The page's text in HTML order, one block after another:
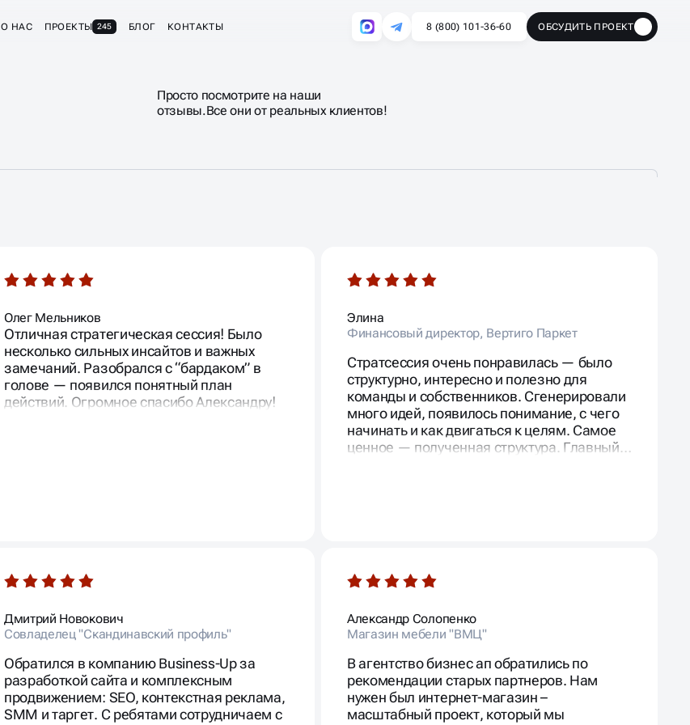
О НАС ПРОЕКТЫ 245 БЛОГ КОНТАКТЫ 8 (800) 101-36-60 ОБСУДИТЬ ПРОЕКТ
Просто посмотрите на наши
отзывы.Все они от реальных клиентов!
Олег Мельников
Отличная стратегическая сессия! Было
несколько сильных инсайтов и важных
замечаний. Разобрался с “бардаком” в
голове — появился понятный план
действий. Огромное спасибо Александру!
Элина
Финансовый директор, Вертиго Паркет
Стратсессия очень понравилась — было
структурно, интересно и полезно для
команды и собственников. Сгенерировали
много идей, появилось понимание, с чего
начинать и как двигаться к целям. Самое
ценное — полученная структура. Главный
Дмитрий Новокович
Совладелец "Скандинавский профиль"
Обратился в компанию Business-Up за
разработкой сайта и комплексным
продвижением: SEO, контекстная реклама,
SMM и таргет. С ребятами сотрудничаем с
Александр Солопенко
Магазин мебели "ВМЦ"
В агентство бизнес ап обратились по
рекомендации старых партнеров. Нам
нужен был интернет-магазин –
масштабный проект, который мы